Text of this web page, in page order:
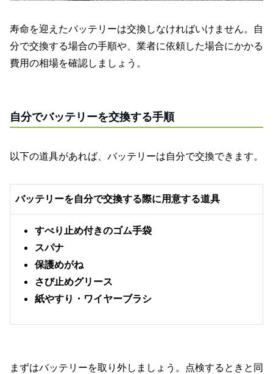
寿命を迎えたバッテリーは交換しなければいけません。自
分で交換する場合の手順や、業者に依頼した場合にかかる
費用の相場を確認しましょう。
自分でバッテリーを交換する手順
以下の道具があれば、バッテリーは自分で交換できます。
バッテリーを自分で交換する際に用意する道具
すべり止め付きのゴム手袋
スパナ
保護めがね
さび止めグリース
紙やすり・ワイヤーブラシ
まずはバッテリーを取り外しましょう。点検するときと同